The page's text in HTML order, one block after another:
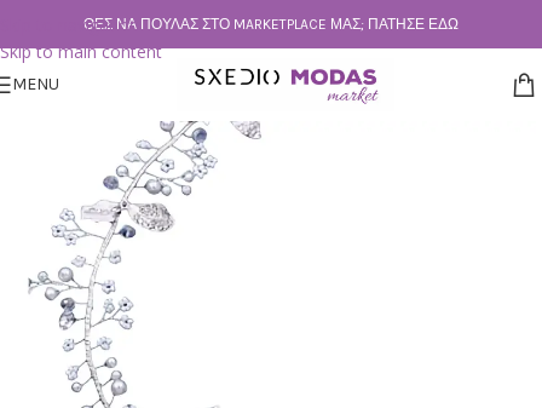
Skip to navigation
Skip to main content
ΘΕΣ ΝΑ ΠΟΥΛΆΣ ΣΤΟ MARKETPLACE ΜΑΣ; ΠΆΤΗΣΕ ΕΔΏ
MENU